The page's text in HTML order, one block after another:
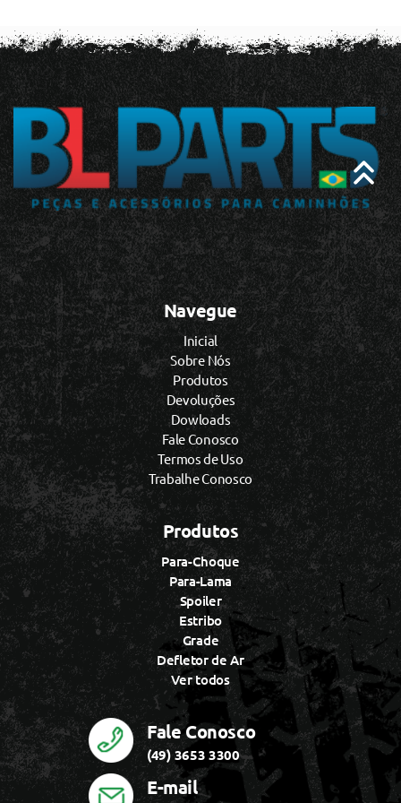
Navegue
Inicial
Sobre Nós
Produtos
Devoluções
Dowloads
Fale Conosco
Termos de Uso
Trabalhe Conosco
Produtos
Para-Choque
Para-Lama
Spoiler
Estribo
Grade
Defletor de Ar
Ver todos
Fale Conosco
(49) 3653 3300
E-mail